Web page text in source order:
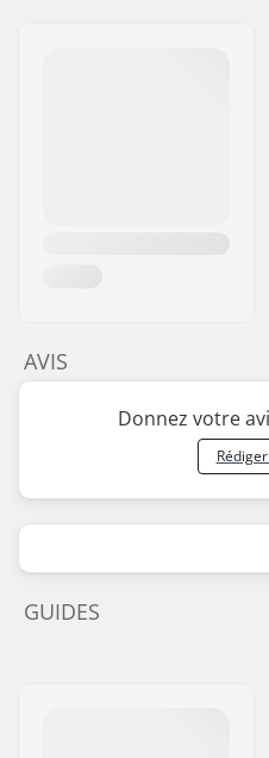
AVIS
Donnez votre
GUIDES